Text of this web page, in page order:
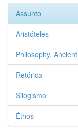
Assunto
Aristóteles
Philosophy, Ancient
Retórica
Silogismo
Éthos